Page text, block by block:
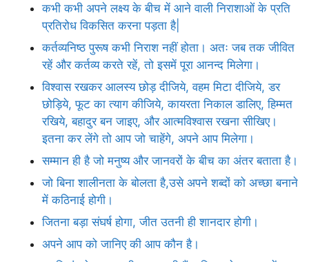
कभी कभी अपने लक्ष्य के बीच में आने वाली निराशाओं के प्रति
प्रतिरोध विकसित करना पड़ता है|
कर्तव्यनिष्ठ पुरूष कभी निराश नहीं होता। अतः जब तक जीवित
रहें और कर्तव्य करते रहें, तो इसमें पूरा आनन्द मिलेगा।
विश्वास रखकर आलस्य छोड़ दीजिये, वहम मिटा दीजिये, डर
छोड़िये, फूट का त्याग कीजिये, कायरता निकाल डालिए, हिम्मत
रखिये, बहादुर बन जाइए, और आत्मविश्वास रखना सीखिए।
इतना कर लेंगे तो आप जो चाहेंगे, अपने आप मिलेगा।
सम्मान ही है जो मनुष्य और जानवरों के बीच का अंतर बताता है।
जो बिना शालीनता के बोलता है,उसे अपने शब्दों को अच्छा बनाने
में कठिनाई होगी।
जितना बड़ा संघर्ष होगा, जीत उतनी ही शानदार होगी।
अपने आप को जानिए की आप कौन है।